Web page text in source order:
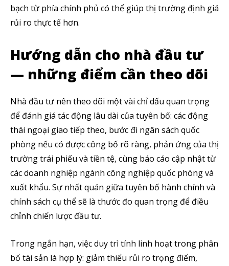
SUBSCRIBE
Theo Dõi Chúng Tôi
5,320
Fans
2,500
Followers
58,000
Subscribers
bạch từ phía chính phủ có thể giúp thị trường định giá
rủi ro thực tế hơn.
Hướng dẫn cho nhà đầu tư
— những điểm cần theo dõi
Nhà đầu tư nên theo dõi một vài chỉ dấu quan trọng
để đánh giá tác động lâu dài của tuyên bố: các động
thái ngoại giao tiếp theo, bước đi ngân sách quốc
phòng nếu có được công bố rõ ràng, phản ứng của thị
trường trái phiếu và tiền tệ, cùng báo cáo cập nhật từ
các doanh nghiệp ngành công nghiệp quốc phòng và
xuất khẩu. Sự nhất quán giữa tuyên bố hành chính và
chính sách cụ thể sẽ là thước đo quan trọng để điều
chỉnh chiến lược đầu tư.
Trong ngắn hạn, việc duy trì tính linh hoạt trong phân
bổ tài sản là hợp lý: giảm thiểu rủi ro trọng điểm,